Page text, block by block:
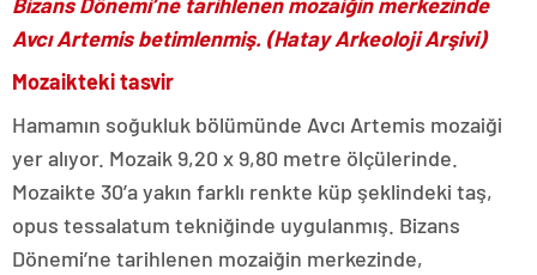
Avcı Artemis betimlenmiş. (Hatay Arkeoloji Arşivi)
Mozaikteki tasvir
Hamamın soğukluk bölümünde Avcı Artemis mozaiği
yer alıyor. Mozaik 9,20 x 9,80 metre ölçülerinde.
Mozaikte 30’a yakın farklı renkte küp şeklindeki taş,
opus tessalatum tekniğinde uygulanmış. Bizans
Dönemi’ne tarihlenen mozaiğin merkezinde,